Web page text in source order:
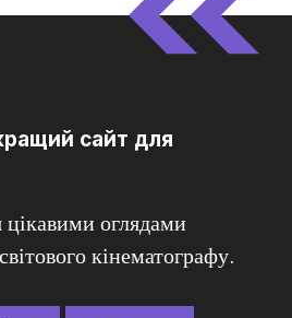
сайт для
оглядами
кінематографу.